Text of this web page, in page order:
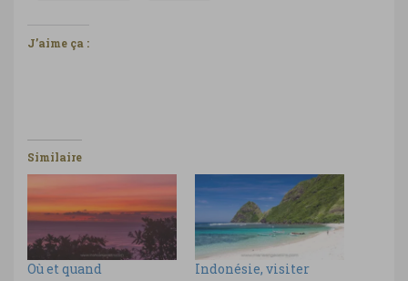
J’aime ça :
Similaire
Où et quand
Indonésie, visiter